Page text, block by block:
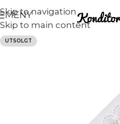
Skip to navigation
Skip to main content
MENY
UTSOLGT